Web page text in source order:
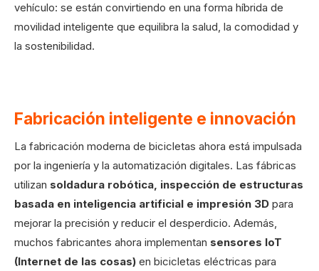
vehículo: se están convirtiendo en una forma híbrida de
movilidad inteligente que equilibra la salud, la comodidad y
la sostenibilidad.
Fabricación inteligente e innovación
La fabricación moderna de bicicletas ahora está impulsada
por la ingeniería y la automatización digitales. Las fábricas
utilizan soldadura robótica, inspección de estructuras
basada en inteligencia artificial e impresión 3D para
mejorar la precisión y reducir el desperdicio. Además,
muchos fabricantes ahora implementan sensores IoT
(Internet de las cosas) en bicicletas eléctricas para